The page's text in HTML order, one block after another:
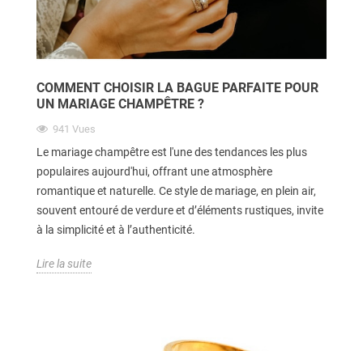
COMMENT CHOISIR LA BAGUE PARFAITE POUR
UN MARIAGE CHAMPÊTRE ?
941 Vues
Le mariage champêtre est l'une des tendances les plus
populaires aujourd'hui, offrant une atmosphère
romantique et naturelle. Ce style de mariage, en plein air,
souvent entouré de verdure et d’éléments rustiques, invite
à la simplicité et à l’authenticité.
Lire la suite